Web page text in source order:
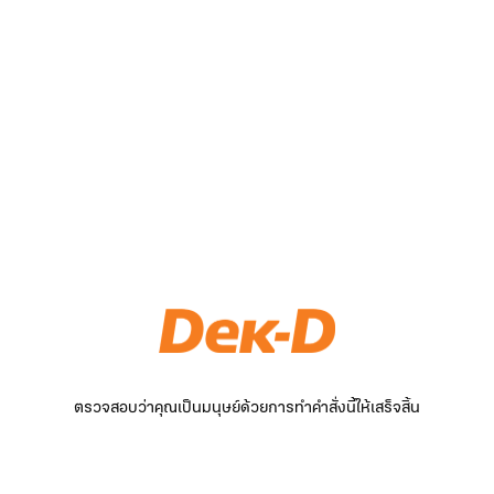
ตรวจสอบว่าคุณเป็นมนุษย์ด้วยการทำคำสั่งนี้ให้เสร็จสิ้น